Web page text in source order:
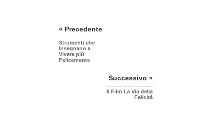
« Precedente
Strumenti che
Insegnano a
Vivere più
Felicemente
Successivo »
Il Film La Via della
Felicità